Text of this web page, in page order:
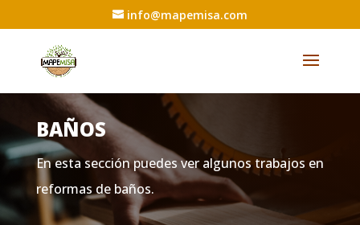
info@mapemisa.com
BAÑOS
En esta sección puedes ver algunos trabajos en
reformas de baños.